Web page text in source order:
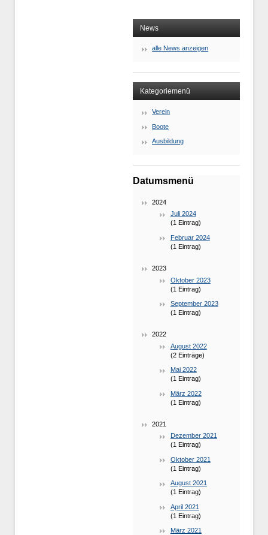
News
alle News anzeigen
Kategoriemenü
Verein
Boote
Ausbildung
Datumsmenü
2024
Juli 2024
(1 Eintrag)
Februar 2024
(1 Eintrag)
2023
Oktober 2023
(1 Eintrag)
September 2023
(1 Eintrag)
2022
August 2022
(2 Einträge)
Mai 2022
(1 Eintrag)
März 2022
(1 Eintrag)
2021
Dezember 2021
(1 Eintrag)
Oktober 2021
(1 Eintrag)
August 2021
(1 Eintrag)
April 2021
(1 Eintrag)
März 2021